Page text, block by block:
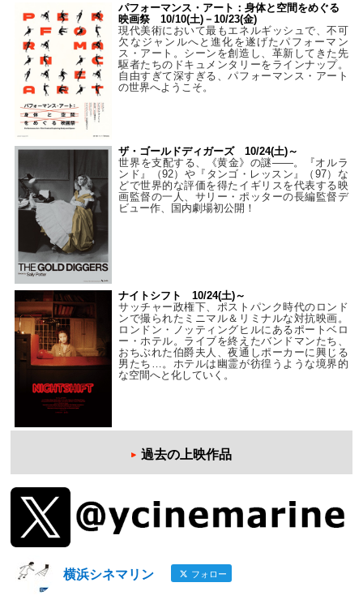
パフォーマンス・アート：身体と空間をめぐる
映画祭 10/10(土)－10/23(金)
現代美術において最もエネルギッシュで、不可
欠なジャンルへと進化を遂げたパフォーマン
ス・アート。シーンを創造し、革新してきた先
駆者たちのドキュメンタリーをラインナップ。
自由すぎて深すぎる、パフォーマンス・アート
の世界へようこそ。
ザ・ゴールドディガーズ 10/24(土)～
世界を支配する、《黄金》の謎――。『オルラ
ンド』（92）や『タンゴ・レッスン』（97）な
どで世界的な評価を得たイギリスを代表する映
画監督の一人、サリー・ポッターの長編監督デ
ビュー作、国内劇場初公開！
ナイトシフト 10/24(土)～
サッチャー政権下、ポストパンク時代のロンド
ンで撮られたミニマル＆リミナルな対抗映画。
ロンドン・ノッティングヒルにあるポートベロ
ー・ホテル。ライブを終えたバンドマンたち、
おちぶれた伯爵夫人、夜通しポーカーに興じる
男たち…。ホテルは幽霊が彷徨うような境界的
な空間へと化していく。
過去の上映作品
横浜シネマリン フォロー